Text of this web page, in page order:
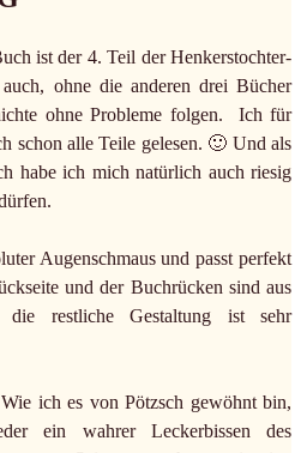
ist der 4. Teil der Henkerstochter-
ohne die anderen drei Bücher
ohne Probleme folgen. Ich für
schon alle Teile gelesen. 🙂 Und als
habe ich mich natürlich auch riesig
Augenschmaus und passt perfekt
und der Buchrücken sind aus
restliche Gestaltung ist sehr
ich es von Pötzsch gewöhnt bin,
ein wahrer Leckerbissen des